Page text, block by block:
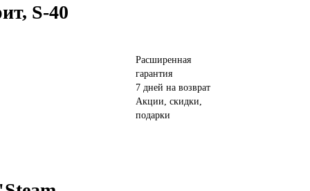
S-40
Расширенная
гарантия
7 дней на возврат
Акции, скидки,
подарки